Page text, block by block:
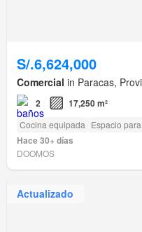
S/.6,624,000
Comercial in Paracas,
2 17,250 m²
Cocina equipada Espacio
Hace 30+ días
DOOMOS
Actualizado